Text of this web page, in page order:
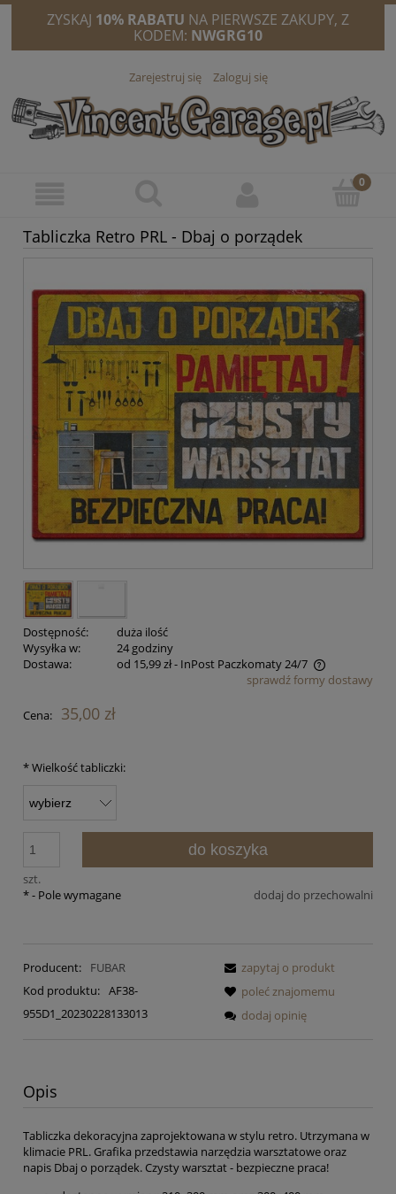
ZYSKAJ 10% RABATU NA PIERWSZE ZAKUPY, Z
KODEM: NWGRG10
Zarejestruj się Zaloguj się
Tabliczka Retro PRL - Dbaj o porządek
Dostępność:
duża ilość
Wysyłka w:
24 godziny
Dostawa:
od 15,99 zł- InPost Paczkomaty 24/7
Cena nie zawiera ewentualnych kosztów płatnościsprawdź formy dostawy
Cena: 35,00 zł
*Wielkość tabliczki:
szt.
do koszyka
dodaj do przechowalni
*- Pole wymagane
Producent:
FUBAR
Kod produktu: AF38-
955D1_20230228133013
zapytaj o produkt
poleć znajomemu
dodaj opinię
Opis
Tabliczka dekoracyjna zaprojektowana w stylu retro. Utrzymana w
klimacie PRL. Grafika przedstawia narzędzia warsztatowe oraz
napis Dbaj o porządek. Czysty warsztat - bezpieczne praca!